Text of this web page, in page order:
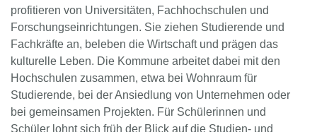
profitieren von Universitäten, Fachhochschulen und
Forschungseinrichtungen. Sie ziehen Studierende und
Fachkräfte an, beleben die Wirtschaft und prägen das
kulturelle Leben. Die Kommune arbeitet dabei mit den
Hochschulen zusammen, etwa bei Wohnraum für
Studierende, bei der Ansiedlung von Unternehmen oder
bei gemeinsamen Projekten. Für Schülerinnen und
Schüler lohnt sich früh der Blick auf die Studien- und